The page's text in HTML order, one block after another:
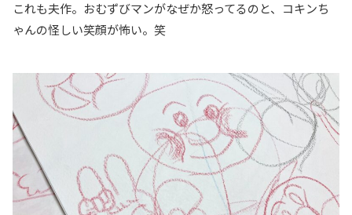
これも夫作。おむずびマンがなぜか怒ってるのと、コキンち
ゃんの怪しい笑顔が怖い。笑